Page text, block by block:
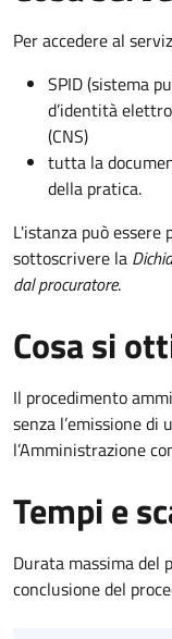
Per accedere al
SPID (sistema
d’identità
(CNS)
tutta la
della pratica.
L'istanza può
sottoscrivere la
dal procuratore.
Cosa si
Il procedimento
senza l’emissione
l’Amministrazione
Tempi e
Durata massima del
conclusione del